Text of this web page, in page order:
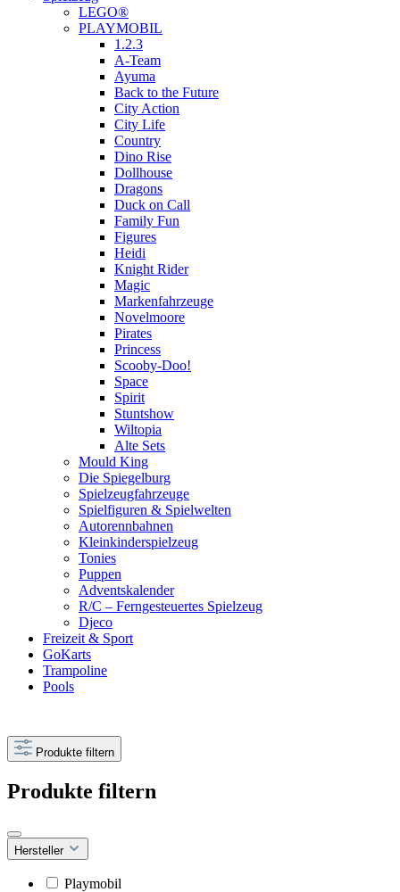
LEGO®
PLAYMOBIL
1.2.3
A-Team
Ayuma
Back to the Future
City Action
City Life
Country
Dino Rise
Dollhouse
Dragons
Duck on Call
Family Fun
Figures
Heidi
Knight Rider
Magic
Markenfahrzeuge
Novelmoore
Pirates
Princess
Scooby-Doo!
Space
Spirit
Stuntshow
Wiltopia
Alte Sets
Mould King
Die Spiegelburg
Spielzeugfahrzeuge
Spielfiguren & Spielwelten
Autorennbahnen
Kleinkinderspielzeug
Tonies
Puppen
Adventskalender
R/C – Ferngesteuertes Spielzeug
Djeco
Freizeit & Sport
GoKarts
Trampoline
Pools
Produkte filtern
Produkte filtern
Hersteller
Playmobil